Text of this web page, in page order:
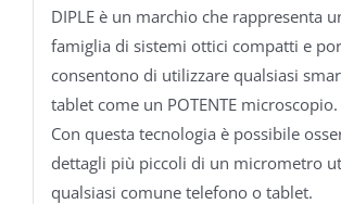
DIPLE è un marchio che rappresenta
famiglia di sistemi ottici compatti e
consentono di utilizzare qualsiasi
tablet come un POTENTE microscopio.
Con questa tecnologia è possibile
dettagli più piccoli di un micrometro
qualsiasi comune telefono o tablet.